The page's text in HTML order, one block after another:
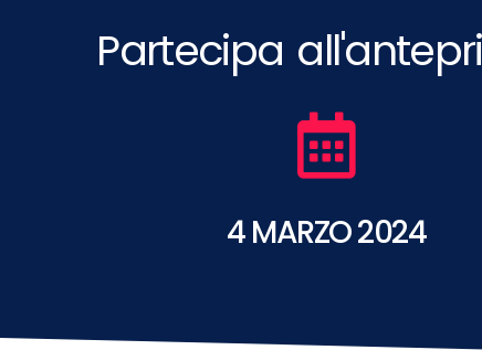
Partecipa
4 MARZO 2024